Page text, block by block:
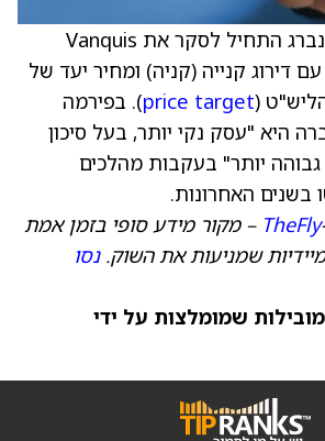
בנק ההשקעות ברנברג התחיל לסקר את Vanquis
) עם דירוג קנייה (קניה) ומחיר יעד של
price target). בפירמה
היא "עסק נקי יותר, בעל סיכון
גבוהה יותר" בעקבות מהלכים
בשנים האחרונות.
TheFly – מקור מידע סופי בזמן אמת
שמניעות את השוק.נסו
שמומלצות על ידי